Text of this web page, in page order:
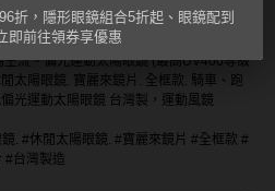
。
流。偏光運動太陽眼鏡 (最高UV400等級
太陽眼鏡. 寶麗來鏡片. 全框款. 騎車、跑
光運動太陽眼鏡 台灣製，運動風鏡
. #休閒太陽眼鏡. #寶麗來鏡片 #全框款 #
#台灣製造
折，隱形眼鏡組合5折起、眼鏡配到
即前往領券享優惠